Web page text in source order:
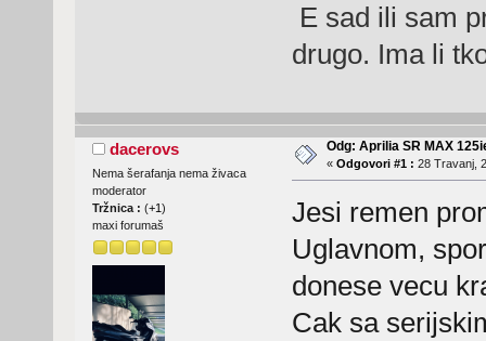
E sad ili sam
drugo. Ima li
dacerovs
Nema šerafanja nema živaca
moderator
Tržnica : (+1)
maxi forumaš
Odg: Aprilia SR MAX
« Odgovori #1 : 28 Travanj,
Jesi remen
Uglavnom,
donese vecu
Cak sa